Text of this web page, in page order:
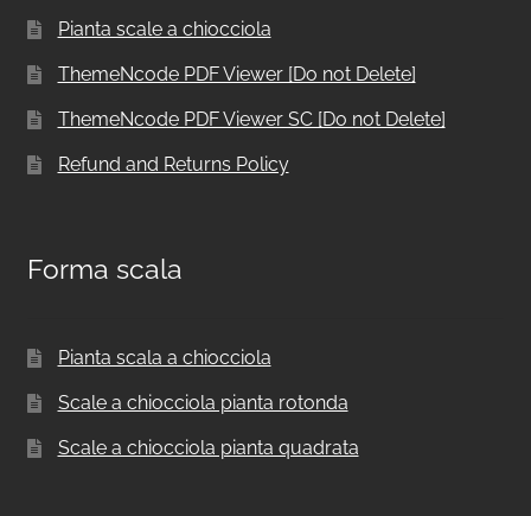
Pianta scale a chiocciola
ThemeNcode PDF Viewer [Do not Delete]
ThemeNcode PDF Viewer SC [Do not Delete]
Refund and Returns Policy
Forma scala
Pianta scala a chiocciola
Scale a chiocciola pianta rotonda
Scale a chiocciola pianta quadrata